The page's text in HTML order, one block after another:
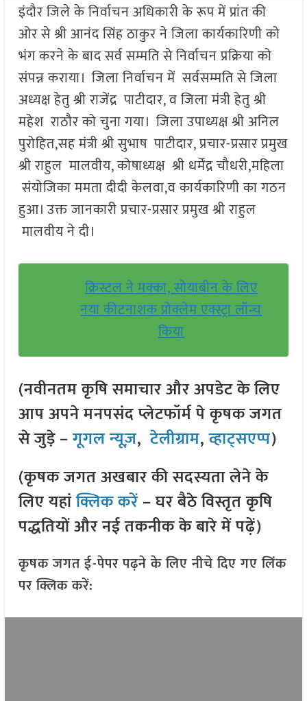
इंदौर जिले के निर्वाचन अधिकारी के रूप में प्रांत की
ओर से श्री आनंद सिंह ठाकुर ने जिला कार्यकारिणी को
भंग करने के बाद सर्व सम्मति से निर्वाचन प्रक्रिया को
संपन्न कराया। जिला निर्वाचन में सर्वसम्मति से जिला
अध्यक्ष हेतु श्री राजेंद्र पाटीदार, व जिला मंत्री हेतु श्री
महेश राठौर को चुना गया। जिला उपाध्यक्ष श्री अनिल
पुरोहित,सह मंत्री श्री सुभाष पाटीदार, प्रचार-प्रसार प्रमुख
श्री राहुल मालवीय, कोषाध्यक्ष श्री धर्मेंद्र चौधरी,महिला
संयोजिका ममता दीदी केलवा,व कार्यकारिणी का गठन
हुआ। उक्त जानकारी प्रचार-प्रसार प्रमुख श्री राहुल
मालवीय ने दी।
क्रिस्टल ने मक्का, सोयाबीन के लिए
नया कीटनाशक प्रोक्लेम एक्स्ट्रा लॉन्च
किया
(नवीनतम कृषि समाचार और अपडेट के लिए
आप अपने मनपसंद प्लेटफॉर्म पे कृषक जगत
से जुड़े –गूगल न्यूज़,टेलीग्राम,व्हाट्सएप्प)
(कृषक जगत अखबार की सदस्यता लेने के
लिए यहांक्लिक करें– घर बैठे विस्तृत कृषि
पद्धतियों और नई तकनीक के बारे में पढ़ें)
कृषक जगत ई-पेपर पढ़ने के लिए नीचे दिए गए लिंक
पर क्लिक करें: